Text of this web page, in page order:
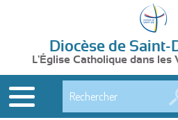
Diocèse de Saint-
L'Église Catholique dans les